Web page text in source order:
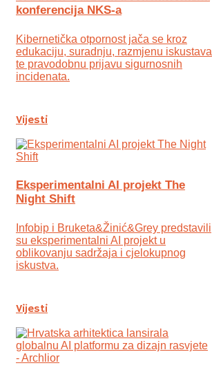
konferencija NKS-a
Kibernetička otpornost jača se kroz
edukaciju, suradnju, razmjenu iskustava
te pravodobnu prijavu sigurnosnih
incidenata.
Vijesti
Eksperimentalni AI projekt The
Night Shift
Infobip i Bruketa&Žinić&Grey predstavili
su eksperimentalni AI projekt u
oblikovanju sadržaja i cjelokupnog
iskustva.
Vijesti